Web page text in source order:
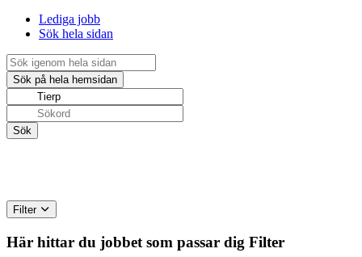
Lediga jobb
Sök hela sidan
Filter
Här hittar du jobbet som passar dig Filter